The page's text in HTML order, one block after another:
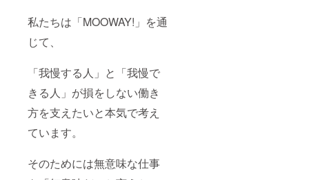
私たちは「MOOWAY!」を通
じて、
「我慢する人」と「我慢で
きる人」が損をしない働き
方を支えたいと本気で考え
ています。
そのためには無意味な仕事